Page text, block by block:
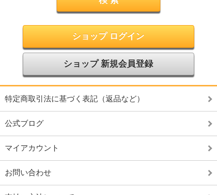
ショップ ログイン
ショップ 新規会員登録
特定商取引法に基づく表記（返品など）
公式ブログ
マイアカウント
お問い合わせ